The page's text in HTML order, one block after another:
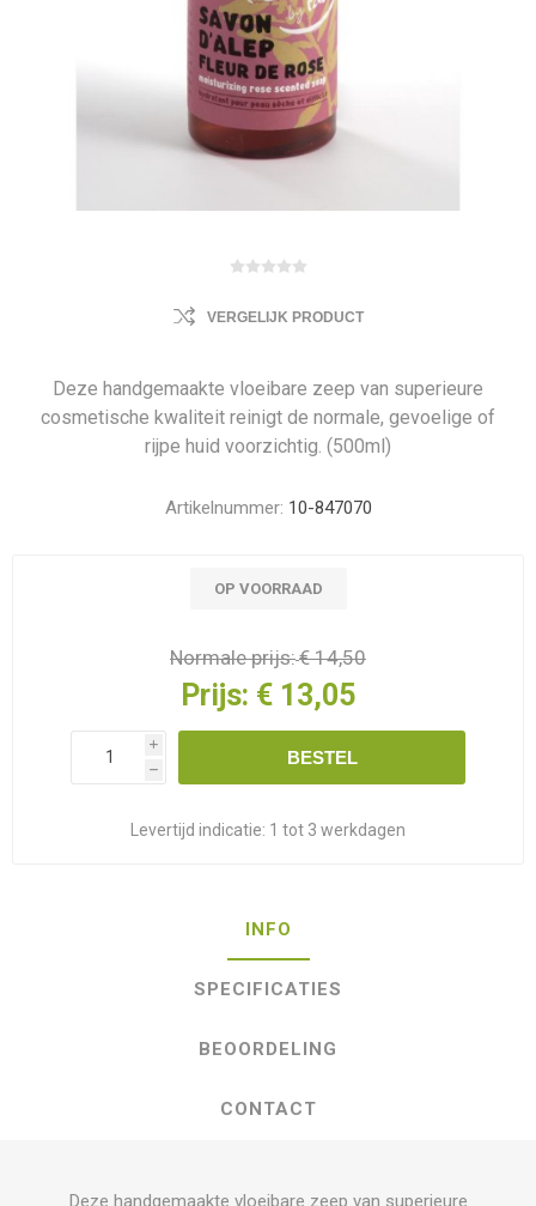
VERGELIJK PRODUCT
Deze handgemaakte vloeibare zeep van superieure
cosmetische kwaliteit reinigt de normale, gevoelige of
rijpe huid voorzichtig. (500ml)
Artikelnummer: 10-847070
OP VOORRAAD
Normale prijs:€ 14,50
Prijs: € 13,05
i
h
BESTEL
Levertijd indicatie: 1 tot 3 werkdagen
INFO
SPECIFICATIES
BEOORDELING
CONTACT
Deze handgemaakte vloeibare zeep van superieure